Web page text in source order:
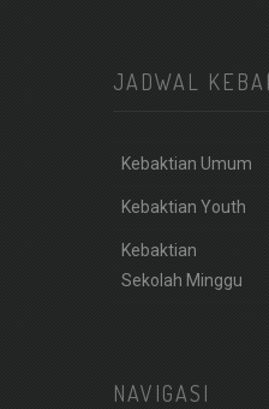
JADWAL
Kebaktian Umum
Kebaktian Youth
Kebaktian
Sekolah Minggu
NAVIGASI